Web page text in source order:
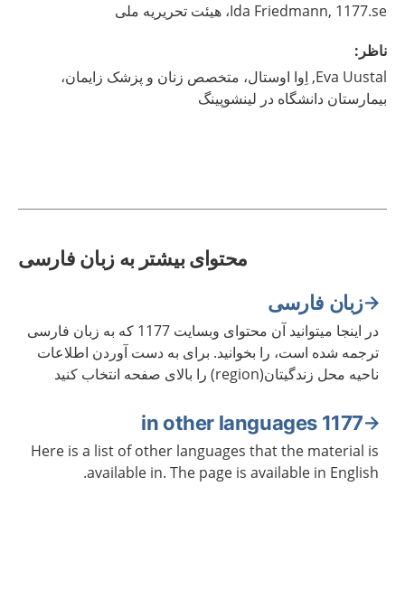
Ida Friedmann, 1177.se، هیئت تحریریه ملی
ناظر :
Eva Uustal,
اِوا اوستال، متخصص زنان و پزشک زایمان،
بیمارستان دانشگاه در لینشوپینگ
محتوای بیشتر به زبان فارسی
زبان فارسی
در اینجا میتوانید آن محتوای وبسایت 1177 که به زبان فارسی
ترجمه شده است، را بخوانید. برای به دست آوردن اطلاعات
ناحیه محل زندگیتان(region) را بالای صفحه انتخاب کنید
1177 in other languages
Here is a list of other languages that the material is
available in. The page is available in English.